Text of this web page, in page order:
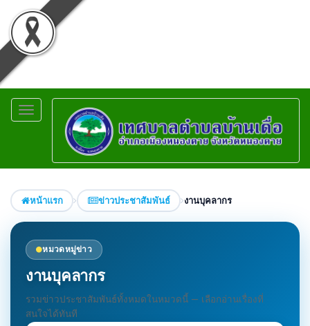
Toggle
navigation
หน้าแรก ข่าวประชาสัมพันธ์ งานบุคลากร
หมวดหมู่ข่าว
งานบุคลากร
รวมข่าวประชาสัมพันธ์ทั้งหมดในหมวดนี้ — เลือกอ่านเรื่องที่
สนใจได้ทันที